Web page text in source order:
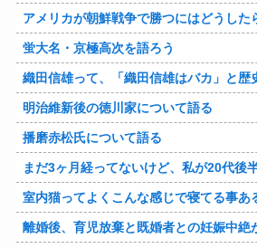
アメリカが朝鮮戦争で勝つにはどうした
蛍大名・京極高次を語ろう
織田信雄って、「織田信雄はバカ」と歴史に書かれているが今まで家が
明治維新後の徳川家について語る
播磨赤松氏について語る
まだ3ヶ月経ってないけど、私が20代後半、彼がぎりで40代前半でＷ不倫中。計画して
室内猫ってよくこんな感じで寝てる事あ
離婚後、育児放棄と既婚者との妊娠中絶が元旦那にバレて、養育費の支払いが止まった… 私が正社員で働くま